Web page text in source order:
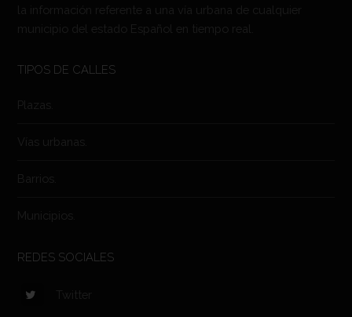
la información referente a una vía urbana de cualquier
municipio del estado Español en tiempo real.
TIPOS DE CALLES
Plazas.
Vías urbanas.
Barrios.
Municipios.
REDES SOCIALES
Twitter